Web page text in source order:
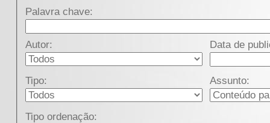
Palavra chave:
Autor: Data de
Tipo: Assunto:
Tipo ordenação: